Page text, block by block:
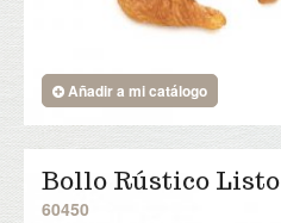
Añadir a mi catálogo
Bollo Rústico Listo
60450